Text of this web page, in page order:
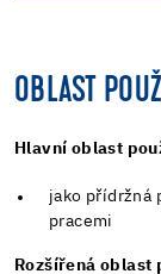
OBLAST
Hlavní oblast
jako přídržná
pracemi
Rozšířená oblast